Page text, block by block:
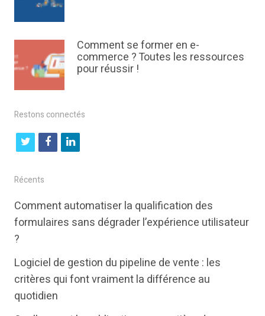
Comment se former en e-
commerce ? Toutes les ressources
pour réussir !
Restons connectés
t
i
t
r
f
b
k
l
k
e
n
Récents
Comment automatiser la qualification des
formulaires sans dégrader l’expérience utilisateur
?
Logiciel de gestion du pipeline de vente : les
critères qui font vraiment la différence au
quotidien